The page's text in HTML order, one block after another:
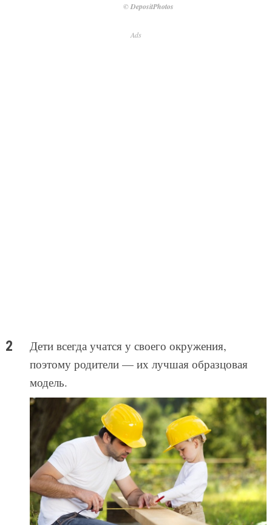
© DepositPhotos
Ads
Дети всегда учатся у своего окружения,
поэтому родители — их лучшая образцовая
модель.